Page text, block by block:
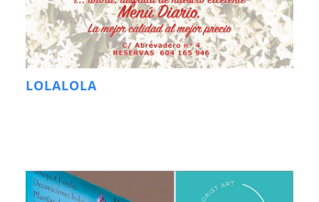
LOLALOLA